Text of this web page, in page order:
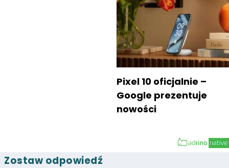
Pixel 10 oficjalnie –
Google prezentuje
nowości
Zostaw odpowiedź